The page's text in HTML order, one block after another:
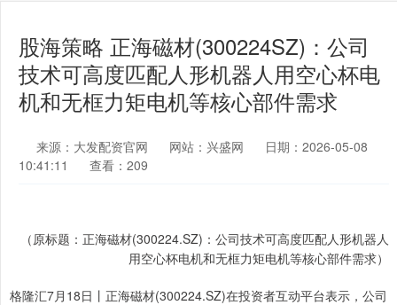
股海策略 正海磁材(300224SZ)：公司
技术可高度匹配人形机器人用空心杯电
机和无框力矩电机等核心部件需求
来源：大发配资官网 网站：兴盛网
日期：2026-05-08
10:41:11
查看：209
（原标题：正海磁材(300224.SZ)：公司技术可高度匹配人形机器人
用空心杯电机和无框力矩电机等核心部件需求）
格隆汇7月18日丨正海磁材(300224.SZ)在投资者互动平台表示，公司